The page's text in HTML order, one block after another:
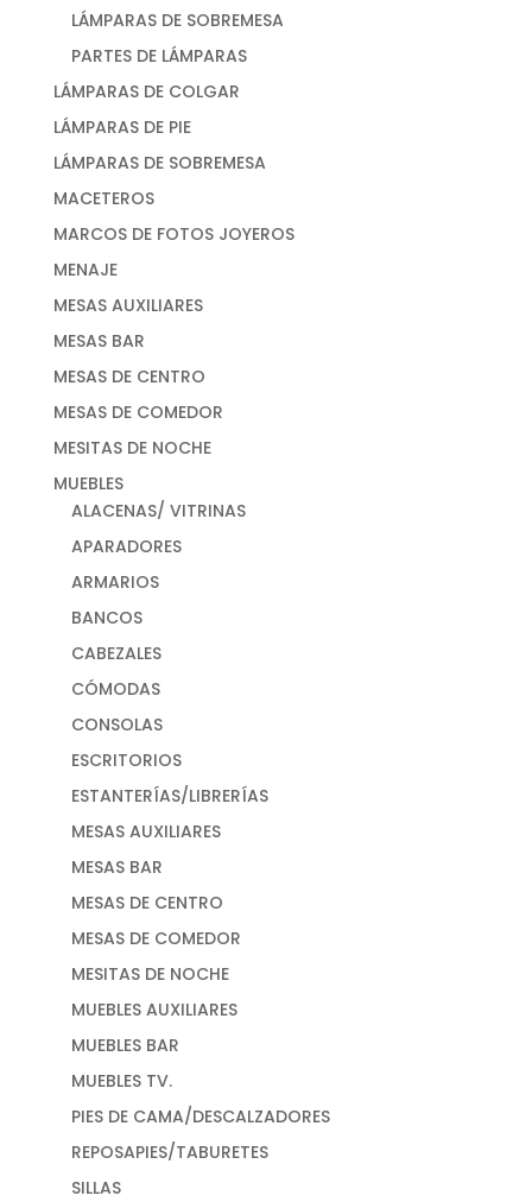
LÁMPARAS DE SOBREMESA
PARTES DE LÁMPARAS
LÁMPARAS DE COLGAR
LÁMPARAS DE PIE
LÁMPARAS DE SOBREMESA
MACETEROS
MARCOS DE FOTOS JOYEROS
MENAJE
MESAS AUXILIARES
MESAS BAR
MESAS DE CENTRO
MESAS DE COMEDOR
MESITAS DE NOCHE
MUEBLES
ALACENAS/ VITRINAS
APARADORES
ARMARIOS
BANCOS
CABEZALES
CÓMODAS
CONSOLAS
ESCRITORIOS
ESTANTERÍAS/LIBRERÍAS
MESAS AUXILIARES
MESAS BAR
MESAS DE CENTRO
MESAS DE COMEDOR
MESITAS DE NOCHE
MUEBLES AUXILIARES
MUEBLES BAR
MUEBLES TV.
PIES DE CAMA/DESCALZADORES
REPOSAPIES/TABURETES
SILLAS